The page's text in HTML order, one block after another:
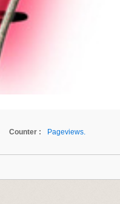
Counter :
Pageviews.